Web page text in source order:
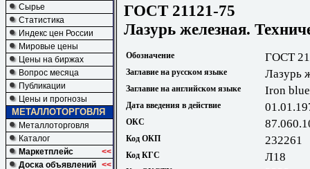
Сырье
Статистика
Индекс цен России
Мировые цены
Цены на биржах
Вопрос месяца
Публикации
Цены и прогнозы
МЕТАЛЛОТОРГОВЛЯ
Металлоторговля
Каталог
Маркетплейс
<<
Доска объявлений <<
ГОСТ 21121-75
Лазурь железная.
Обозначение ГОСТ
Заглавие на русском языке Лазурь
Заглавие на английском языке Iron
Дата введения в действие
ОКС
Код ОКП 232261
Код КГС Л18